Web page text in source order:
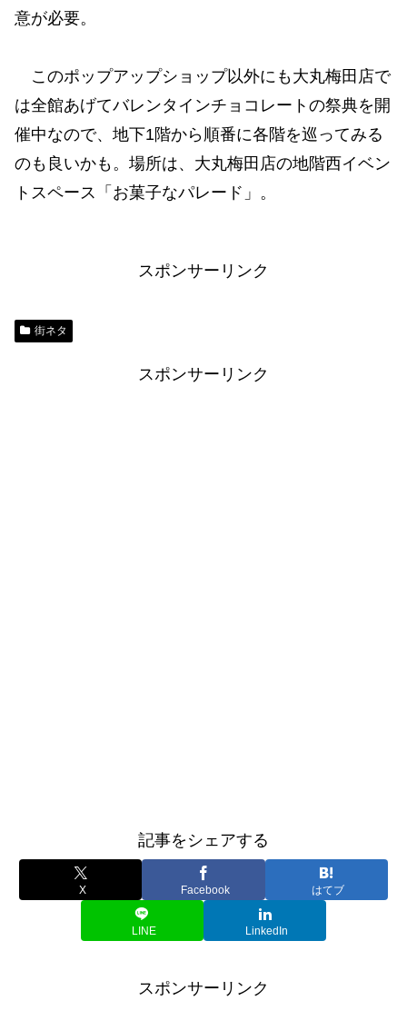
意が必要。
このポップアップショップ以外にも大丸梅田店で
は全館あげてバレンタインチョコレートの祭典を開
催中なので、地下1階から順番に各階を巡ってみる
のも良いかも。場所は、⼤丸梅⽥店の地階⻄イベン
トスペース「お菓⼦なパレード」。
スポンサーリンク
街ネタ
スポンサーリンク
記事をシェアする
X Facebook はてブ
LINE LinkedIn
スポンサーリンク